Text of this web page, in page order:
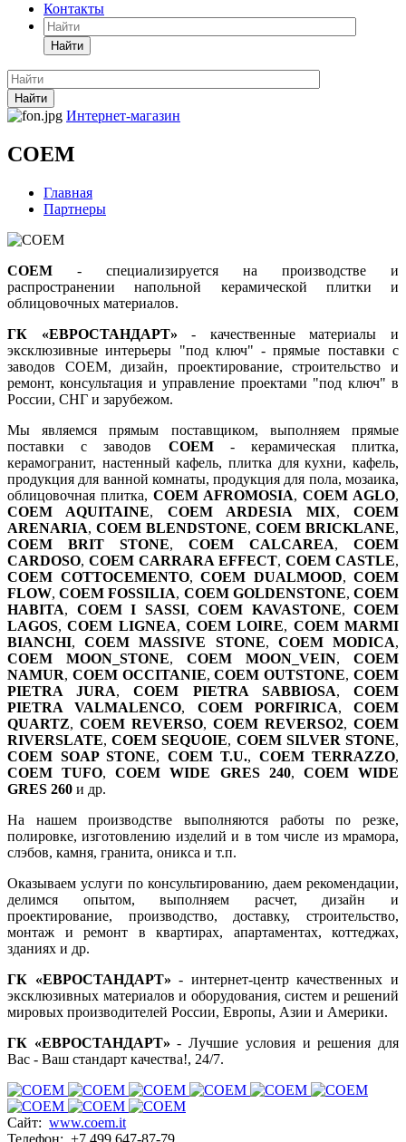
Контакты
Найти
Найти
Интернет-магазин
COEM
Главная
Партнеры
COEM - специализируется на производстве и
распространении напольной керамической плитки и
облицовочных материалов.
ГК «ЕВРОСТАНДАРТ» - качественные материалы и
эксклюзивные интерьеры "под ключ" - прямые поставки с
заводов COEM, дизайн, проектирование, строительство и
ремонт, консультация и управление проектами "под ключ" в
России, СНГ и зарубежом.
Мы являемся прямым поставщиком, выполняем прямые
поставки с заводов COEM- керамическая плитка,
керамогранит, настенный кафель, плитка для кухни, кафель,
продукция для ванной комнаты, продукция для пола, мозаика,
облицовочная плитка, COEM AFROMOSIA, COEM AGLO,
COEM AQUITAINE, COEM ARDESIA MIX,COEM
ARENARIA, COEM BLENDSTONE, COEM BRICKLANE,
COEM BRIT STONE, COEM CALCAREA, COEM
CARDOSO, COEM CARRARA EFFECT, COEM CASTLE,
COEM COTTOCEMENTO, COEM DUALMOOD, COEM
FLOW,COEM FOSSILIA, COEM GOLDENSTONE,COEM
HABITA, COEM I SASSI, COEM KAVASTONE, COEM
LAGOS,COEM LIGNEA,COEM LOIRE, COEM MARMI
BIANCHI,COEM MASSIVE STONE, COEM MODICA,
COEM MOON_STONE, COEM MOON_VEIN, COEM
NAMUR, COEM OCCITANIE,COEM OUTSTONE,COEM
PIETRA JURA,COEM PIETRA SABBIOSA,COEM
PIETRA VALMALENCO, COEM PORFIRICA, COEM
QUARTZ, COEM REVERSO, COEM REVERSO2, COEM
RIVERSLATE,COEM SEQUOIE, COEM SILVER STONE,
COEM SOAP STONE, COEM T.U., COEM TERRAZZO,
COEM TUFO,COEM WIDE GRES 240, COEM WIDE
GRES 260 и др.
На нашем производстве выполняются работы по резке,
полировке, изготовлению изделий и в том числе из мрамора,
слэбов, камня, гранита, оникса и т.п.
Оказываем услуги по консультированию, даем рекомендации,
делимся опытом, выполняем расчет, дизайн и
проектирование, производство, доставку, строительство,
монтаж и ремонт в квартирах, апартаментах, коттеджах,
зданиях и др.
ГК «ЕВРОСТАНДАРТ» - интернет-центр качественных и
эксклюзивных материалов и оборудования, систем и решений
мировых производителей России, Европы, Азии и Америки.
ГК «ЕВРОСТАНДАРТ» - Лучшие условия и решения для
Вас - Ваш стандарт качества!, 24/7.
Сайт: www.coem.it
Телефон: +7 499 647-87-79